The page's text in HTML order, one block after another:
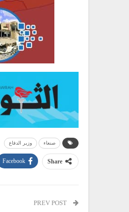
صنعاء وزير الدفاع
Share
Facebook